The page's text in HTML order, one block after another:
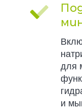
для
и